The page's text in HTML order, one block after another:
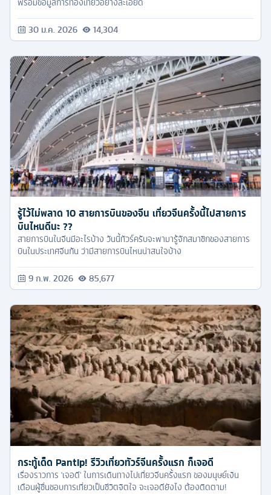
30 ม.ค. 2026 14,304
รู้ไว้ไม่พลาด 10 สายการบินของจีน เที่ยวจีนครั้งนี้ไปสายการ
บินไหนดีนะ ??
สายการบินในจีนมีอะไรบ้าง วันนี้ทัวร์ครับจะพามารู้จักสมาชิกของสายการ
บินในประเทศจีนกัน ว่ามีสายการบินไหนน่าสนใจบ้าง
9 ก.พ. 2026 85,677
กระทู้เด็ด Pantip! รีวิวเที่ยวทัวร์จีนครั้งแรก ก็เจอดี
เรื่องราวการ 'เจอดี' ในการเดินทางไปเที่ยวจีนครั้งแรก ของมนุษย์เงิน
เดือนผู้ชื่นชอบการเที่ยวเป็นชีวิตจิตใจ จะเจอดียังไง ต้องติดตาม!